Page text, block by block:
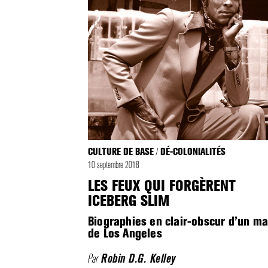
CULTURE DE BASE/ DÉ-COLONIALITÉS
10 septembre 2018
LES FEUX QUI FORGÈRENT
ICEBERG SLIM
Biographies en clair-obscur d’un
de Los Angeles
ParRobin D.G. Kelley